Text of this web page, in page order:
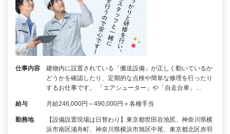
仕事内容
建物内に設置されている「搬送設備」が正しく動いているか
どうかを確認したり、定期的な点検や簡単な修理を行ったり
するお仕事です。 「エアシューター」や「自走台車」…
給与 月給246,000円～490,000円＋各種手当
勤務地
【設備設置現場は日替わり】東京都世田谷池尻、神奈川県横
浜市南区浦舟町、神奈川県横浜市旭区中尾、東京都北区赤羽